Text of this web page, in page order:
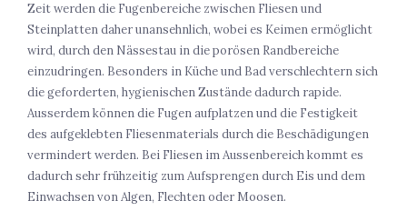
Zeit werden die Fugenbereiche zwischen Fliesen und
Steinplatten daher unansehnlich, wobei es Keimen ermöglicht
wird, durch den Nässestau in die porösen Randbereiche
einzudringen. Besonders in Küche und Bad verschlechtern sich
die geforderten, hygienischen Zustände dadurch rapide.
Ausserdem können die Fugen aufplatzen und die Festigkeit
des aufgeklebten Fliesenmaterials durch die Beschädigungen
vermindert werden. Bei Fliesen im Aussenbereich kommt es
dadurch sehr frühzeitig zum Aufsprengen durch Eis und dem
Einwachsen von Algen, Flechten oder Moosen.